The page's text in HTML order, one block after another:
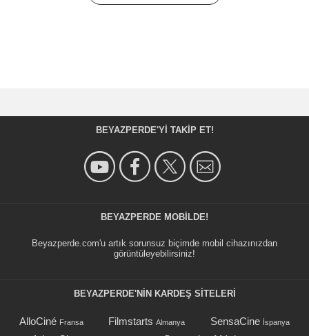
BEYAZPERDE'YI TAKIP ET!
BEYAZPERDE MOBILDE!
Beyazperde.com'u artık sorunsuz biçimde mobil cihazınızdan
görüntüleyebilirsiniz!
BEYAZPERDE'NIN KARDEŞ SİTELERİ
AlloCiné Fransa Filmstarts Almanya SensaCine İspanya